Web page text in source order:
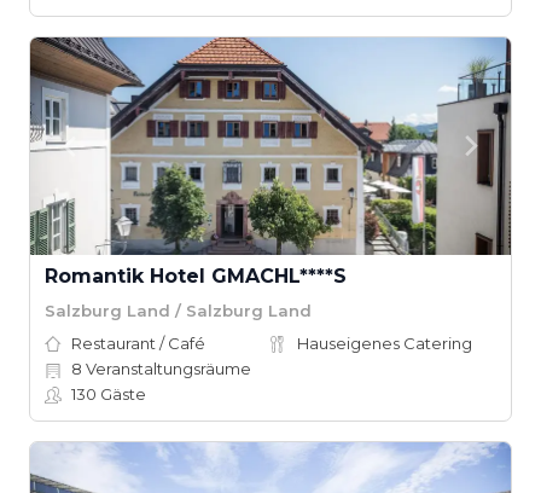
Romantik Hotel GMACHL****S
Salzburg Land / Salzburg Land
Restaurant / Café
Hauseigenes Catering
8 Veranstaltungsräume
130 Gäste